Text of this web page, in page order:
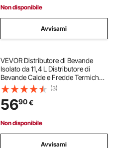
Non disponibile
Avvisami
VEVOR Distributore di Bevande
Isolato da 11,4 L Distributore di
Bevande Calde e Fredde Termiche
con Rubinetto, Interno in Acciaio
Inossidabile 304, per Tè, Caffè,
Ristoranti, Esterni, Uso Versatile
(3)
5690€
Non disponibile
Avvisami